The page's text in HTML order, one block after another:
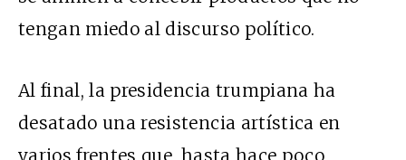
tengan miedo al discurso político.
Al final, la presidencia trumpiana ha
desatado una resistencia artística en
varios frentes que, hasta hace poco,